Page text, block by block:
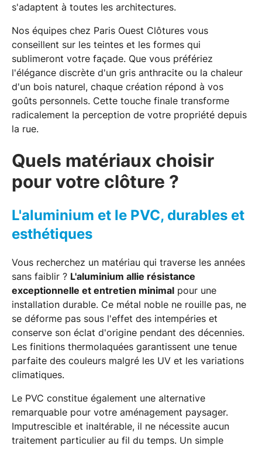
s'adaptent à toutes les architectures.
Nos équipes chez Paris Ouest Clôtures vous
conseillent sur les teintes et les formes qui
sublimeront votre façade. Que vous préfériez
l'élégance discrète d'un gris anthracite ou la chaleur
d'un bois naturel, chaque création répond à vos
goûts personnels. Cette touche finale transforme
radicalement la perception de votre propriété depuis
la rue.
Quels matériaux choisir
pour votre clôture ?
L'aluminium et le PVC, durables et
esthétiques
Vous recherchez un matériau qui traverse les années
sans faiblir ? L'aluminium allie résistance
exceptionnelle et entretien minimal pour une
installation durable. Ce métal noble ne rouille pas, ne
se déforme pas sous l'effet des intempéries et
conserve son éclat d'origine pendant des décennies.
Les finitions thermolaquées garantissent une tenue
parfaite des couleurs malgré les UV et les variations
climatiques.
Le PVC constitue également une alternative
remarquable pour votre aménagement paysager.
Imputrescible et inaltérable, il ne nécessite aucun
traitement particulier au fil du temps. Un simple